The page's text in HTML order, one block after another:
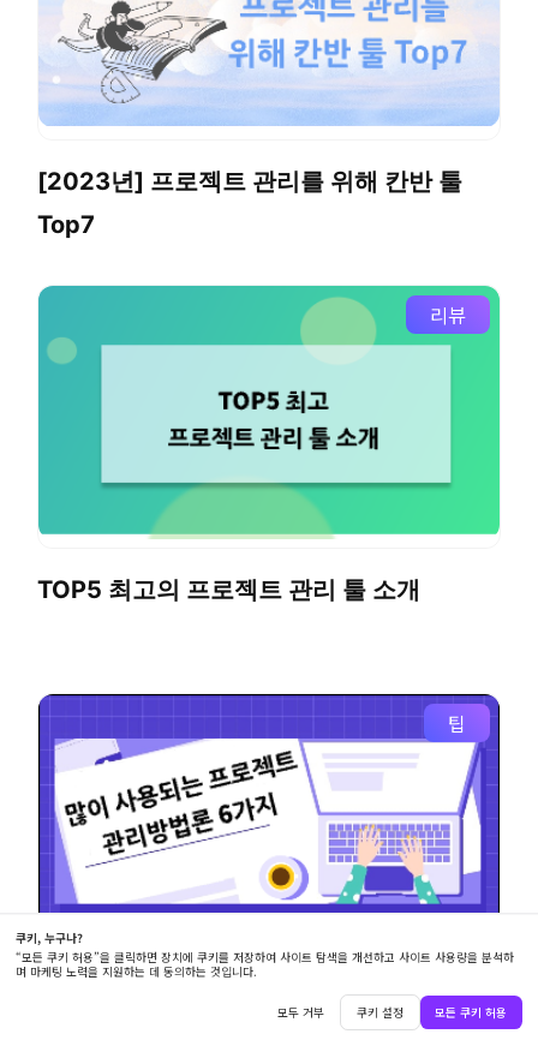
[2023년] 프로젝트 관리를 위해 칸반 툴
Top7
리뷰
TOP5 최고의 프로젝트 관리 툴 소개
팁
가장 많이 사용되는 프로젝트 관리방법론 6